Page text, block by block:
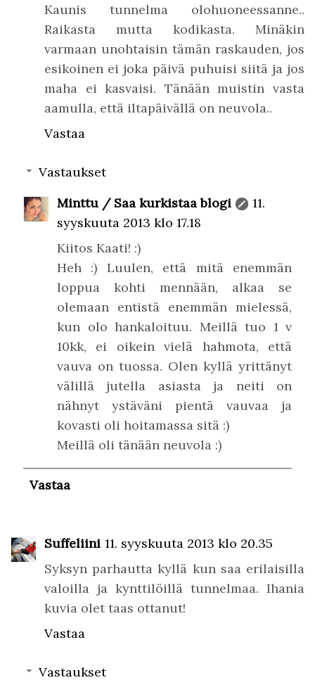
Kaunis tunnelma olohuoneessanne..
Raikasta mutta kodikasta. Minäkin
varmaan unohtaisin tämän raskauden, jos
esikoinen ei joka päivä puhuisi siitä ja jos
maha ei kasvaisi. Tänään muistin vasta
aamulla, että iltapäivällä on neuvola..
Vastaa
Vastaukset
Minttu / Saa kurkistaa blogi
11.
syyskuuta 2013 klo 17.18
Kiitos Kaati! :)
Heh :) Luulen, että mitä enemmän
loppua kohti mennään, alkaa se
olemaan entistä enemmän mielessä,
kun olo hankaloituu. Meillä tuo 1 v
10kk, ei oikein vielä hahmota, että
vauva on tuossa. Olen kyllä yrittänyt
välillä jutella asiasta ja neiti on
nähnyt ystäväni pientä vauvaa ja
kovasti oli hoitamassa sitä :)
Meillä oli tänään neuvola :)
Vastaa
Suffeliini 11. syyskuuta 2013 klo 20.35
Syksyn parhautta kyllä kun saa erilaisilla
valoilla ja kynttilöillä tunnelmaa. Ihania
kuvia olet taas ottanut!
Vastaa
Vastaukset